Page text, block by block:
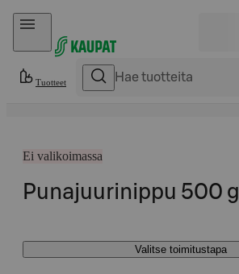
Hyppää sisältöön
Tuotteet
Ei valikoimassa
Punajuurinippu 500 g
Valitse toimitustapa